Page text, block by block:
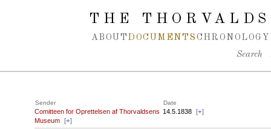
Spring navigation over
THE
ABOUT DOCUMENTS CHRONOLOGY
Search
Sender Date
Comitteen for Oprettelsen af Thorvaldsens
Museum
[+]
14.5.1838 [+]